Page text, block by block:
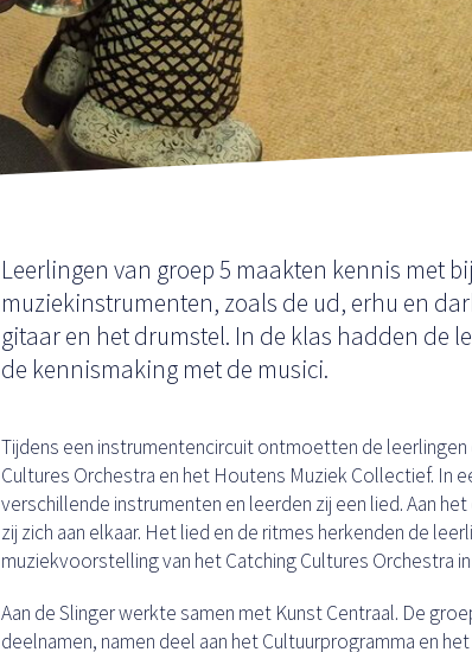
Leerlingen van groep 5 maakten kennis met
muziekinstrumenten, zoals de ud, erhu en
gitaar en het drumstel. In de klas hadden de
de kennismaking met de musici.
Tijdens een instrumentencircuit ontmoetten de leerlingen
Cultures Orchestra en het Houtens Muziek Collectief. In
verschillende instrumenten en leerden zij een lied. Aan
zij zich aan elkaar. Het lied en de ritmes herkenden de
muziekvoorstelling van het Catching Cultures Orchestra
Aan de Slinger werkte samen met Kunst Centraal. De
deelnamen, namen deel aan het Cultuurprogramma en